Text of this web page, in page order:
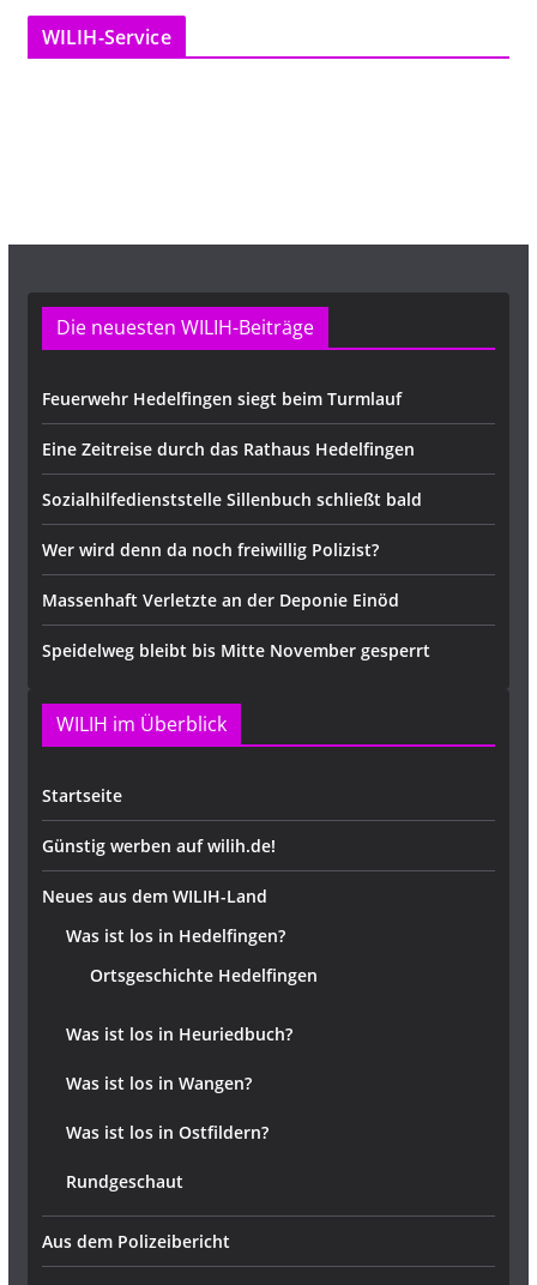
-
WILIH-Service
Die neuesten WILIH-Beiträge
Feuerwehr Hedelfingen siegt beim Turmlauf
Eine Zeitreise durch das Rathaus Hedelfingen
Sozialhilfedienststelle Sillenbuch schließt bald
Wer wird denn da noch freiwillig Polizist?
Massenhaft Verletzte an der Deponie Einöd
Speidelweg bleibt bis Mitte November gesperrt
WILIH im Überblick
Startseite
Günstig werben auf wilih.de!
Neues aus dem WILIH-Land
Was ist los in Hedelfingen?
Ortsgeschichte Hedelfingen
Was ist los in Heuriedbuch?
Was ist los in Wangen?
Was ist los in Ostfildern?
Rundgeschaut
Aus dem Polizeibericht